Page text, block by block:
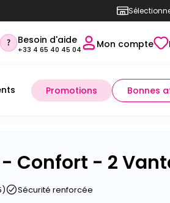
Besoin d'aide
+33 4 65 40 45 04 Mon compte
Promotions Bonnes
Confort - 2
Sécurité renforcée